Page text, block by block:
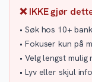
❌ IKKE gjør
• Søk hos 10+
• Fokuser kun på
• Velg lengst
• Lyv eller skjul